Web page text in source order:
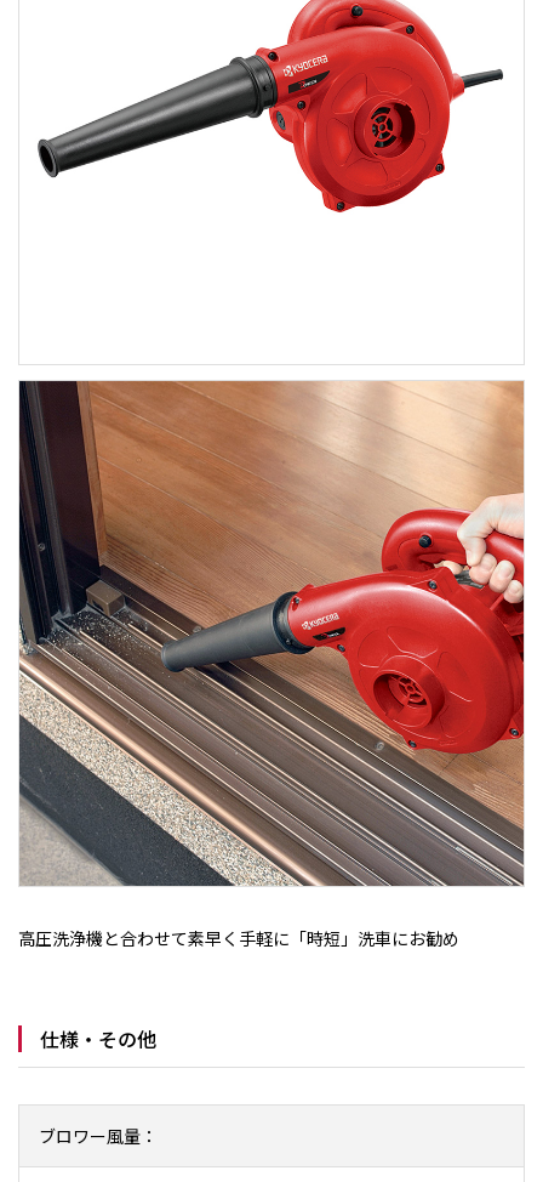
高圧洗浄機と合わせて素早く手軽に「時短」洗車にお勧め
仕様・その他
ブロワー風量：